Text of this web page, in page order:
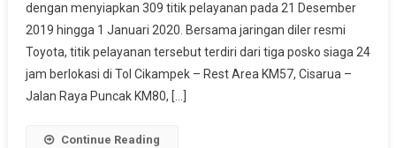
Dan
Tahun
Baru,
Toyota
dengan menyiapkan 309 titik pelayanan pada 21 Desember
2019 hingga 1 Januari 2020. Bersama jaringan diler resmi
Toyota, titik pelayanan tersebut terdiri dari tiga posko siaga 24
jam berlokasi di Tol Cikampek – Rest Area KM57, Cisarua –
Jalan Raya Puncak KM80, […]
Continue Reading